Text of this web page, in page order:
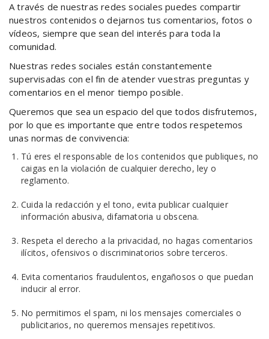
A través de nuestras redes sociales puedes compartir
nuestros contenidos o dejarnos tus comentarios, fotos o
vídeos, siempre que sean del interés para toda la
comunidad.
Nuestras redes sociales están constantemente
supervisadas con el fin de atender vuestras preguntas y
comentarios en el menor tiempo posible.
Queremos que sea un espacio del que todos disfrutemos,
por lo que es importante que entre todos respetemos
unas normas de convivencia:
Tú eres el responsable de los contenidos que publiques, no
caigas en la violación de cualquier derecho, ley o
reglamento.
Cuida la redacción y el tono, evita publicar cualquier
información abusiva, difamatoria u obscena.
Respeta el derecho a la privacidad, no hagas comentarios
ilícitos, ofensivos o discriminatorios sobre terceros.
Evita comentarios fraudulentos, engañosos o que puedan
inducir al error.
No permitimos el spam, ni los mensajes comerciales o
publicitarios, no queremos mensajes repetitivos.